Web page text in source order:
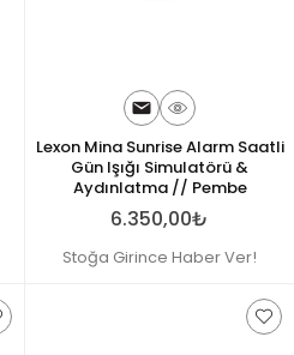
Lexon Mina Sunrise Alarm Saatli
Gün Işığı Simulatörü &
Aydınlatma // Pembe
6.350,00₺
Stoğa Girince Haber Ver!